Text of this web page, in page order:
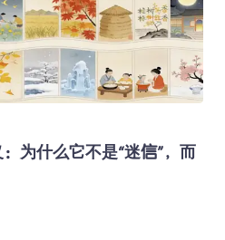
为什么它不是“迷信”，而